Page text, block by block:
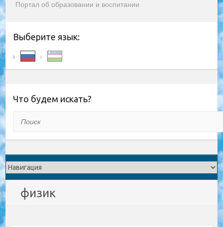
Портал об образовании и воспитании
Выберите язык:
Что будем искать?
физик